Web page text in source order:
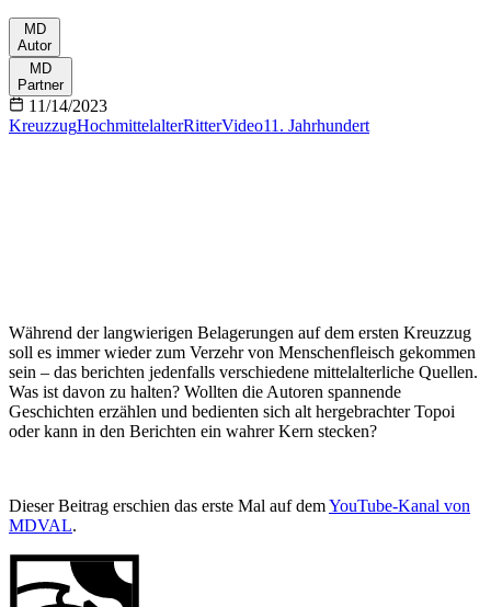
MD
Autor
MD
Partner
11/14/2023
KreuzzugHochmittelalterRitterVideo11. Jahrhundert
Während der langwierigen Belagerungen auf dem ersten Kreuzzug
soll es immer wieder zum Verzehr von Menschenfleisch gekommen
sein – das berichten jedenfalls verschiedene mittelalterliche Quellen.
Was ist davon zu halten? Wollten die Autoren spannende
Geschichten erzählen und bedienten sich alt hergebrachter Topoi
oder kann in den Berichten ein wahrer Kern stecken?
Dieser Beitrag erschien das erste Mal auf demYouTube-Kanal von
MDVAL.